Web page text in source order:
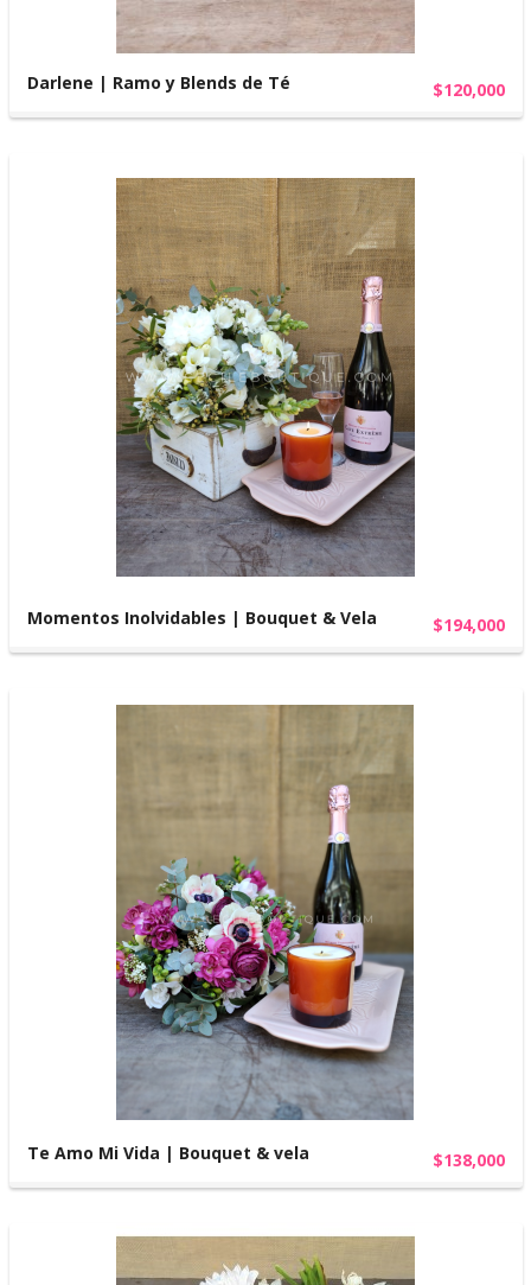
Darlene | Ramo y Blends de Té $120,000
Momentos Inolvidables | Bouquet & Vela $194,000
Te Amo Mi Vida | Bouquet & vela $138,000